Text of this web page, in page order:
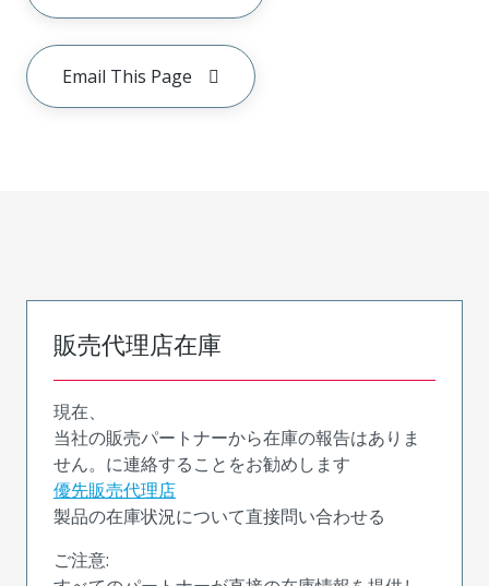
Email This Page
販売代理店在庫
現在、
当社の販売パートナーから在庫の報告はありま
せん。に連絡することをお勧めします
優先販売代理店
製品の在庫状況について直接問い合わせる
ご注意: